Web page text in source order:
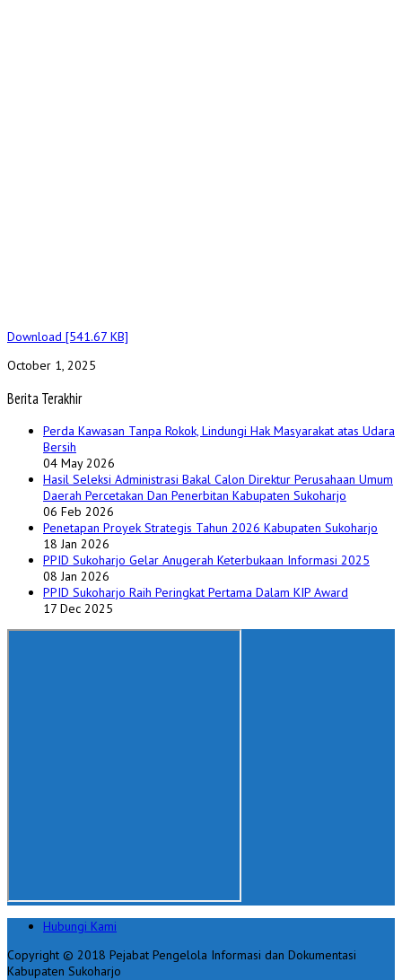
Download [541.67 KB]
October 1, 2025
Berita Terakhir
Perda Kawasan Tanpa Rokok, Lindungi Hak Masyarakat atas Udara
Bersih
04 May 2026
Hasil Seleksi Administrasi Bakal Calon Direktur Perusahaan Umum
Daerah Percetakan Dan Penerbitan Kabupaten Sukoharjo
06 Feb 2026
Penetapan Proyek Strategis Tahun 2026 Kabupaten Sukoharjo
18 Jan 2026
PPID Sukoharjo Gelar Anugerah Keterbukaan Informasi 2025
08 Jan 2026
PPID Sukoharjo Raih Peringkat Pertama Dalam KIP Award
17 Dec 2025
Hubungi Kami
Copyright © 2018 Pejabat Pengelola Informasi dan Dokumentasi
Kabupaten Sukoharjo